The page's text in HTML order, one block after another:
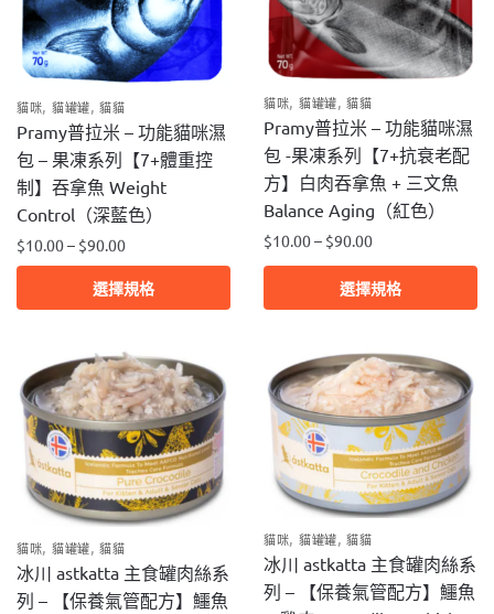
頁
面
選
選
項
頁
面
選
選
項
貓咪 貓罐罐 ,貓貓
Pramy普拉米 – 功能貓咪濕
包 – 果凍系列【7+體重控
制】吞拿魚 Weight
Control（深藍色）
$10.00– $90.00
選擇規格
產
多
種
款
式。
可
產
品
頁
貓咪, 貓罐罐,貓貓
Pramy普拉米 – 功能貓咪濕
包 -果凍系列【7+抗衰老配
方】白肉吞拿魚 + 三文魚
Balance Aging（紅色）
$10.00– $90.00
選擇規格
產
多
種
款
式。
可
產
品
頁
貓咪 貓罐罐 ,貓貓
冰川 astkatta 主食罐肉絲系
列 – 【保養氣管配方】鱷魚
貓咪, 貓罐罐,貓貓
冰川 astkatta 主食罐肉絲系
列 – 【保養氣管配方】鱷魚